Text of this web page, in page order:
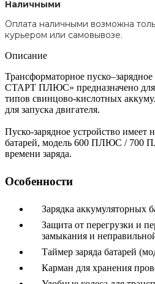
Наличными
Оплата наличными возможна
курьером или самовывозе.
Описание
Трансформаторное
СТАРТ ПЛЮС» предназначено для
типов свинцово-кислотных
для запуска двигателя.
Пуско-зарядное устройство имеет
батарей, модель 600 ПЛЮС / 700
времени заряда.
Особенности
Зарядка аккумуляторных
Защита от перегрузки и
замыкания и
Таймер заряда батарей
Карман для хранения